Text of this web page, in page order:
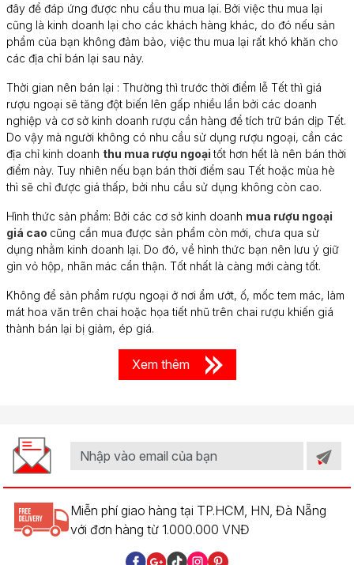
đây để đáp ứng được nhu cầu thu mua lại. Bởi việc thu mua lại
cũng là kinh doanh lại cho các khách hàng khác, do đó nếu sản
phẩm của bạn không đảm bảo, việc thu mua lại rất khó khăn cho
các địa chỉ bán lại sau này.
Thời gian nên bán lại : Thường thì trước thời điểm lễ Tết thì giá
rượu ngoại sẽ tăng đột biến lên gấp nhiều lần bởi các doanh
nghiệp và cơ sở kinh doanh rượu cần hàng để tích trữ bán dịp Tết.
Do vậy mà người không có nhu cầu sử dụng rượu ngoại, cần các
địa chỉ kinh doanh thu mua rượu ngoạitốt hơn hết là nên bán thời
điểm này. Tuy nhiên nếu bạn bán thời điểm sau Tết hoặc mùa hè
thì sẽ chỉ được giá thấp, bởi nhu cầu sử dụng không còn cao.
Hình thức sản phẩm: Bởi các cơ sở kinh doanh mua rượu ngoại
giá cao cũng cần mua được sản phẩm còn mới, chưa qua sử
dụng nhằm kinh doanh lại. Do đó, về hình thức bạn nên lưu ý giữ
gìn vỏ hộp, nhãn mác cẩn thận. Tốt nhất là càng mới càng tốt.
Không để sản phẩm rượu ngoại ở nơi ẩm ướt, ố, mốc tem mác, làm
mát hoa văn trên chai hoặc họa tiết nhũ trên chai rượu khiến giá
thành bán lại bị giảm, ép giá.
Xem thêm
Miễn phí giao hàng tại TP.HCM, HN, Đà Nẵng
với đơn hàng từ 1.000.000 VNĐ